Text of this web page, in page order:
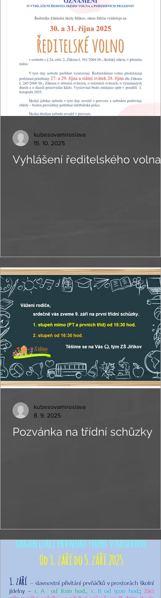
Vyhlášení ředitelského volna
kubesovamiroslava
15. 10. 2025
Pozvánka na třídní schůzky
kubesovamiroslava
8. 9. 2025